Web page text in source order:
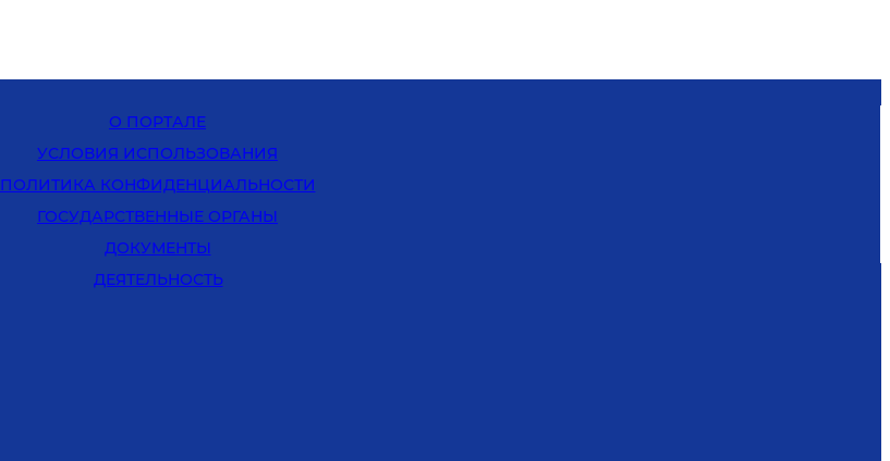
О ПОРТАЛЕ
УСЛОВИЯ ИСПОЛЬЗОВАНИЯ
ПОЛИТИКА КОНФИДЕНЦИАЛЬНОСТИ
ГОСУДАРСТВЕННЫЕ ОРГАНЫ
ДОКУМЕНТЫ
ДЕЯТЕЛЬНОСТЬ